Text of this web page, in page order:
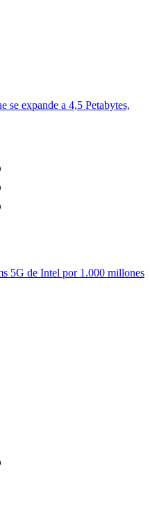
se expande a 4,5 Petabytes,
5G de Intel por 1.000 millones